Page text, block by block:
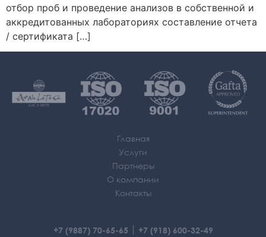
отбор проб и проведение анализов в собственной и
аккредитованных лабораториях составление отчета
/ сертификата […]
Главная
Услуги
Партнеры
О компании
Контакты
+7 (9887) 70-65-65 +7 (918) 600-32-49